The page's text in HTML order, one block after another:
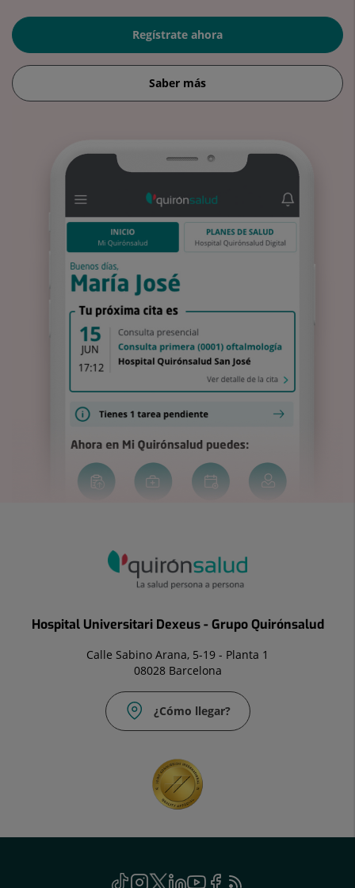
Regístrate ahora
Saber más
Hospital Universitari Dexeus - Grupo Quirónsalud
Calle Sabino Arana, 5-19 - Planta 1
08028 Barcelona
¿Cómo llegar?
TikTok
EsteInstagram
EsteTwitter
EsteLinkedin
EsteYoutube
EsteFacebook
Este Feed
Este